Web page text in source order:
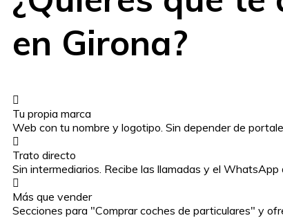
en Girona?
Tu propia marca
Web con tu nombre y logotipo. Sin depender de
Trato directo
Sin intermediarios. Recibe las llamadas y el WhatsApp
Más que vender
Secciones para "Comprar coches de particulares" y